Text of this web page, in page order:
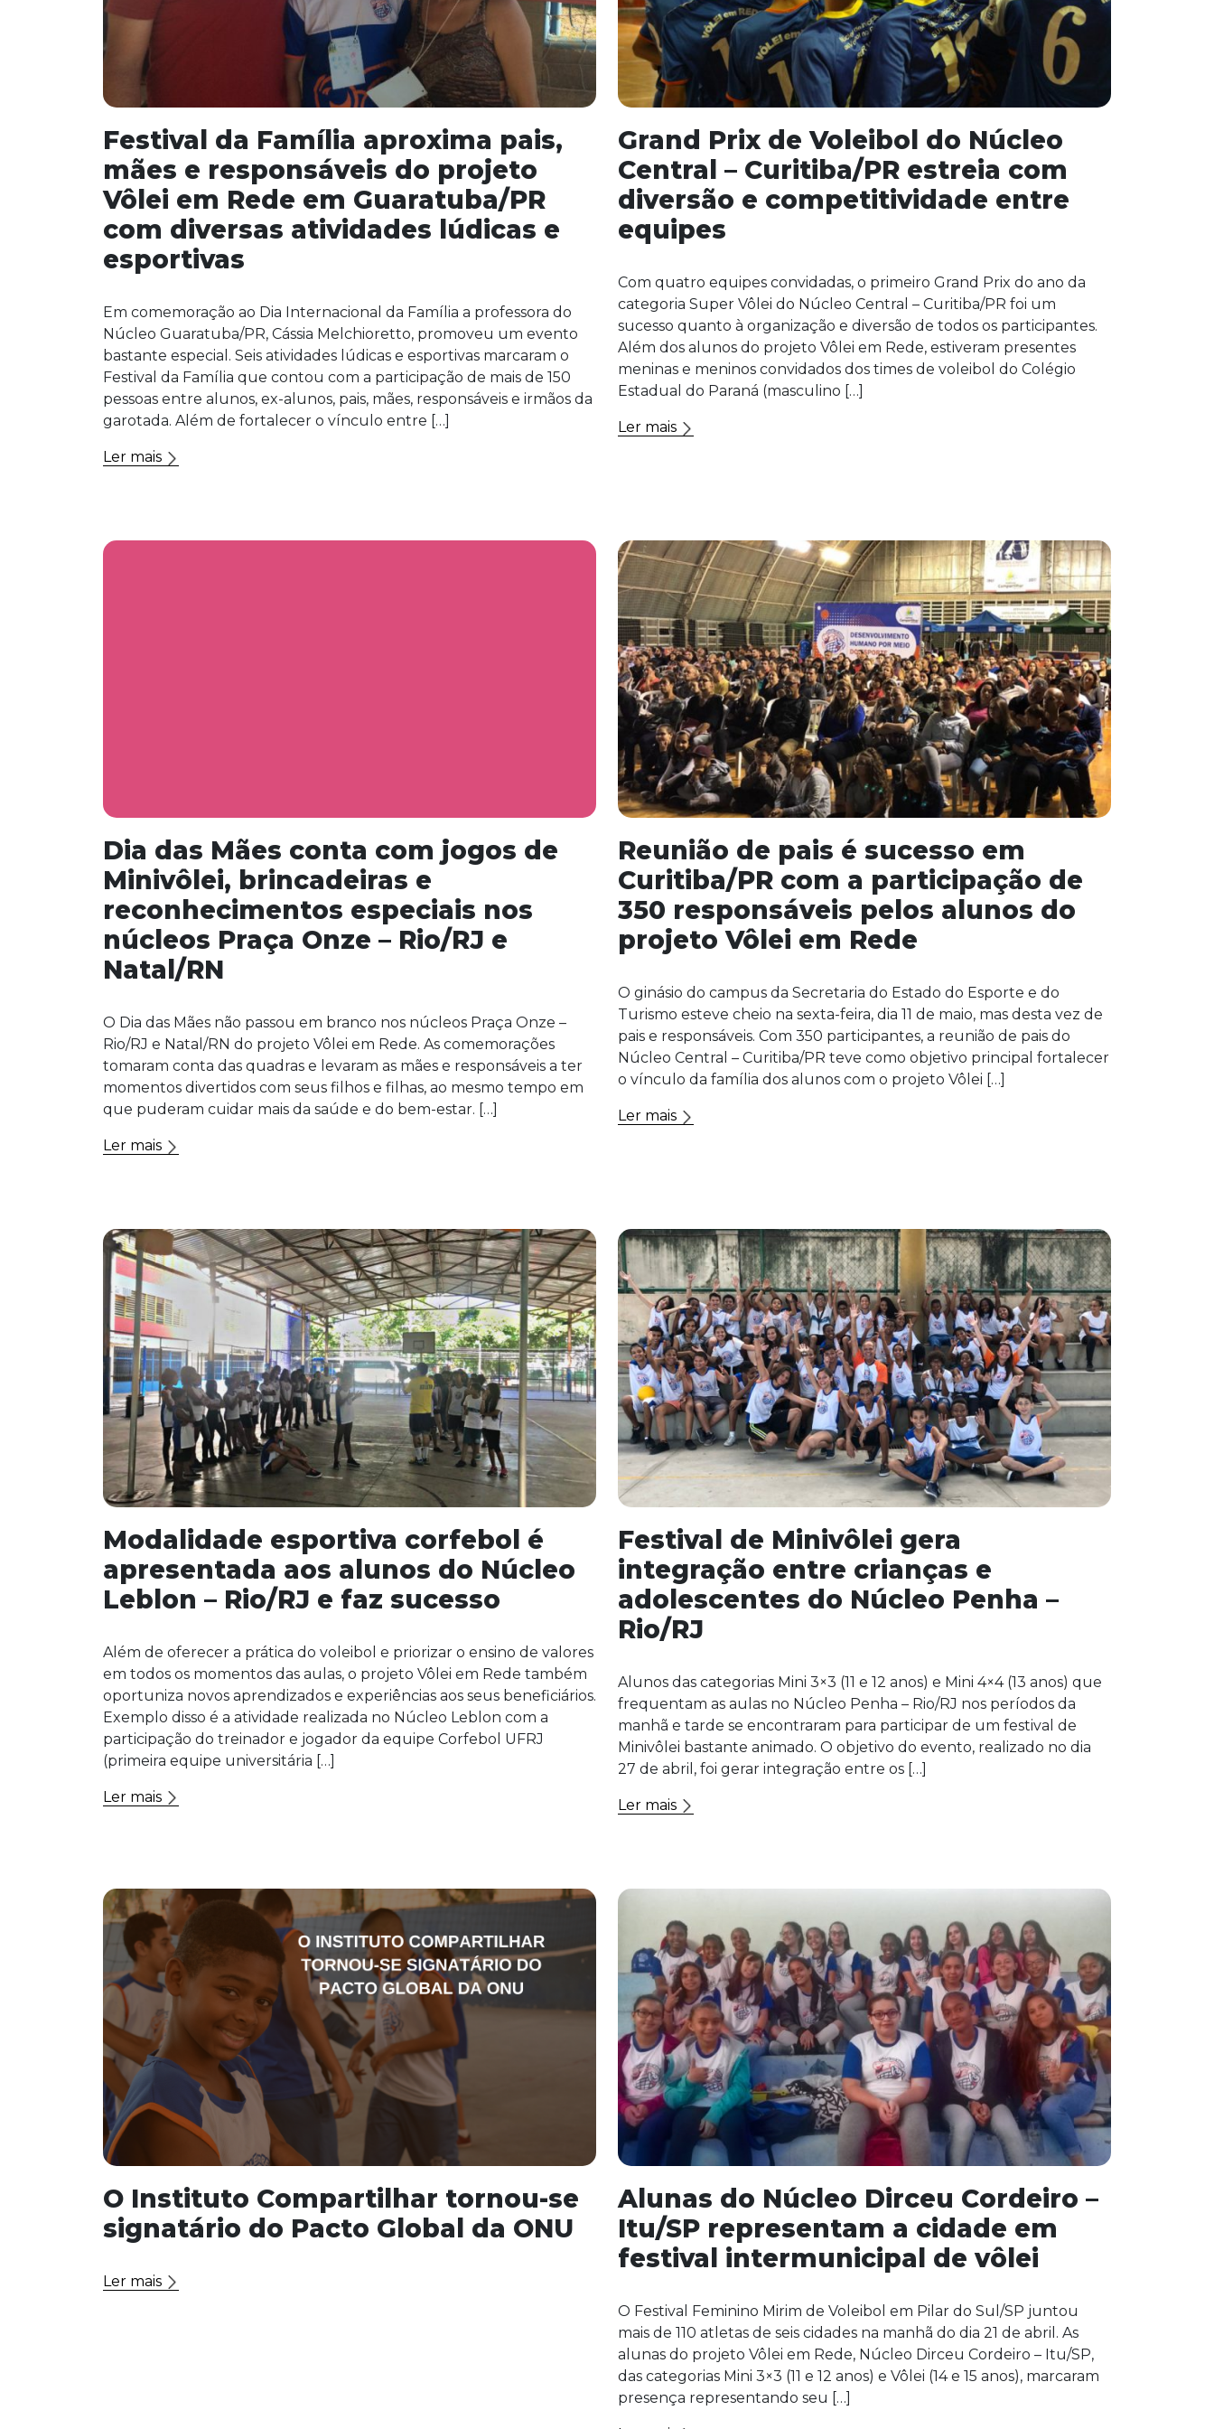
Festival da Família aproxima pais,
mães e responsáveis do projeto
Vôlei em Rede em Guaratuba/PR
com diversas atividades lúdicas e
esportivas
Em comemoração ao Dia Internacional da Família a professora do
Núcleo Guaratuba/PR, Cássia Melchioretto, promoveu um evento
bastante especial. Seis atividades lúdicas e esportivas marcaram o
Festival da Família que contou com a participação de mais de 150
pessoas entre alunos, ex-alunos, pais, mães, responsáveis e irmãos da
garotada. Além de fortalecer o vínculo entre […]
Ler mais
Grand Prix de Voleibol do Núcleo
Central – Curitiba/PR estreia com
diversão e competitividade entre
equipes
Com quatro equipes convidadas, o primeiro Grand Prix do ano da
categoria Super Vôlei do Núcleo Central – Curitiba/PR foi um
sucesso quanto à organização e diversão de todos os participantes.
Além dos alunos do projeto Vôlei em Rede, estiveram presentes
meninas e meninos convidados dos times de voleibol do Colégio
Estadual do Paraná (masculino […]
Ler mais
Dia das Mães conta com jogos de
Minivôlei, brincadeiras e
reconhecimentos especiais nos
núcleos Praça Onze – Rio/RJ e
Natal/RN
O Dia das Mães não passou em branco nos núcleos Praça Onze –
Rio/RJ e Natal/RN do projeto Vôlei em Rede. As comemorações
tomaram conta das quadras e levaram as mães e responsáveis a ter
momentos divertidos com seus filhos e filhas, ao mesmo tempo em
que puderam cuidar mais da saúde e do bem-estar. […]
Ler mais
Reunião de pais é sucesso em
Curitiba/PR com a participação de
350 responsáveis pelos alunos do
projeto Vôlei em Rede
O ginásio do campus da Secretaria do Estado do Esporte e do
Turismo esteve cheio na sexta-feira, dia 11 de maio, mas desta vez de
pais e responsáveis. Com 350 participantes, a reunião de pais do
Núcleo Central – Curitiba/PR teve como objetivo principal fortalecer
o vínculo da família dos alunos com o projeto Vôlei […]
Ler mais
Modalidade esportiva corfebol é
apresentada aos alunos do Núcleo
Leblon – Rio/RJ e faz sucesso
Além de oferecer a prática do voleibol e priorizar o ensino de valores
em todos os momentos das aulas, o projeto Vôlei em Rede também
oportuniza novos aprendizados e experiências aos seus beneficiários.
Exemplo disso é a atividade realizada no Núcleo Leblon com a
participação do treinador e jogador da equipe Corfebol UFRJ
(primeira equipe universitária […]
Ler mais
Festival de Minivôlei gera
integração entre crianças e
adolescentes do Núcleo Penha –
Rio/RJ
Alunos das categorias Mini 3×3 (11 e 12 anos) e Mini 4×4 (13 anos) que
frequentam as aulas no Núcleo Penha – Rio/RJ nos períodos da
manhã e tarde se encontraram para participar de um festival de
Minivôlei bastante animado. O objetivo do evento, realizado no dia
27 de abril, foi gerar integração entre os […]
Ler mais
O Instituto Compartilhar tornou-se
signatário do Pacto Global da ONU
Ler mais
Alunas do Núcleo Dirceu Cordeiro –
Itu/SP representam a cidade em
festival intermunicipal de vôlei
O Festival Feminino Mirim de Voleibol em Pilar do Sul/SP juntou
mais de 110 atletas de seis cidades na manhã do dia 21 de abril. As
alunas do projeto Vôlei em Rede, Núcleo Dirceu Cordeiro – Itu/SP,
das categorias Mini 3×3 (11 e 12 anos) e Vôlei (14 e 15 anos), marcaram
presença representando seu […]